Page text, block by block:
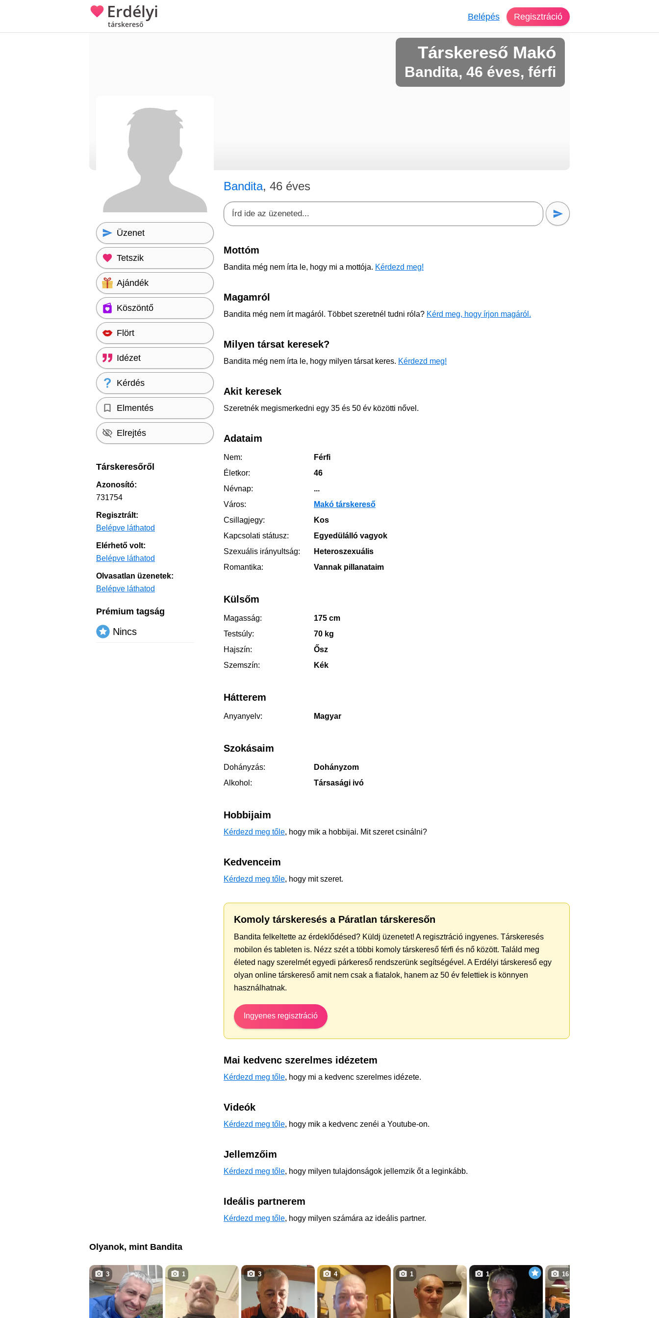
Erdélyi
társkereső
Belépés Regisztráció
Társkereső Makó
Bandita, 46 éves, férfi
Bandita, 46 éves
Mottóm
Bandita még nem írta le, hogy mi a mottója. Kérdezd meg!
Magamról
Bandita még nem írt magáról. Többet szeretnél tudni róla? Kérd meg, hogy írjon magáról.
Milyen társat keresek?
Bandita még nem írta le, hogy milyen társat keres. Kérdezd meg!
Akit keresek
Szeretnék megismerkedni egy 35 és 50 év közötti nővel.
Adataim
Nem:
Férfi
Életkor:
46
Névnap:
...
Város:
Makó társkereső
Csillagjegy:
Kos
Kapcsolati státusz:
Egyedülálló vagyok
Szexuális irányultság:
Heteroszexuális
Romantika:
Vannak pillanataim
Külsőm
Magasság:
175 cm
Testsúly:
70 kg
Hajszín:
Ősz
Szemszín:
Kék
Hátterem
Anyanyelv: Magyar
Szokásaim
Dohányzás:
Dohányzom
Alkohol:
Társasági ivó
Hobbijaim
Kérdezd meg tőle, hogy mik a hobbijai. Mit szeret csinálni?
Kedvenceim
Kérdezd meg tőle, hogy mit szeret.
Komoly társkeresés a Páratlan társkeresőn
Bandita felkeltette az érdeklődésed? Küldj üzenetet! A regisztráció ingyenes. Társkeresés
mobilon és tableten is. Nézz szét a többi komoly társkereső férfi és nő között. Találd meg
életed nagy szerelmét egyedi párkereső rendszerünk segítségével. A Erdélyi társkereső egy
olyan online társkereső amit nem csak a fiatalok, hanem az 50 év felettiek is könnyen
használhatnak.
Ingyenes regisztráció
Mai kedvenc szerelmes idézetem
Kérdezd meg tőle, hogy mi a kedvenc szerelmes idézete.
Videók
Kérdezd meg tőle, hogy mik a kedvenc zenéi a Youtube-on.
Jellemzőim
Kérdezd meg tőle, hogy milyen tulajdonságok jellemzik őt a leginkább.
Ideális partnerem
Kérdezd meg tőle, hogy milyen számára az ideális partner.
Üzenet
Tetszik
Ajándék
Köszöntő
Flört
Idézet
Kérdés
Elmentés
Elrejtés
Társkeresőről
Azonosító:
731754
Regisztrált:
Belépve láthatod
Elérhető volt:
Belépve láthatod
Olvasatlan üzenetek:
Belépve láthatod
Prémium tagság
Nincs
Olyanok, mint Bandita
3 1 3 4 1 1 16